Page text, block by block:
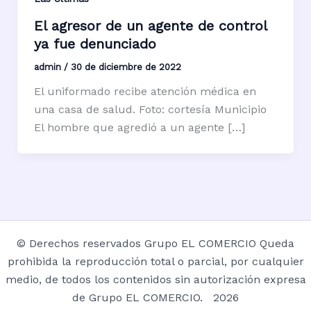
El agresor de un agente de control
ya fue denunciado
admin / 30 de diciembre de 2022
El uniformado recibe atención médica en
una casa de salud. Foto: cortesía Municipio
El hombre que agredió a un agente […]
© Derechos reservados Grupo EL COMERCIO Queda
prohibida la reproducción total o parcial, por cualquier
medio, de todos los contenidos sin autorización expresa
de Grupo EL COMERCIO. 2026